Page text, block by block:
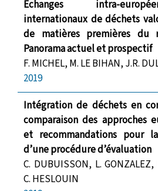
Echanges intra-
internationaux de déchets
de matières premières du
Panorama actuel et prospectif
F. MICHEL, M. LE BIHAN, J.R.
2019
Intégration de déchets en
comparaison des approches
et recommandations pour
d’une procédure d’évaluation
C. DUBUISSON, L. GONZALEZ,
C. HESLOUIN